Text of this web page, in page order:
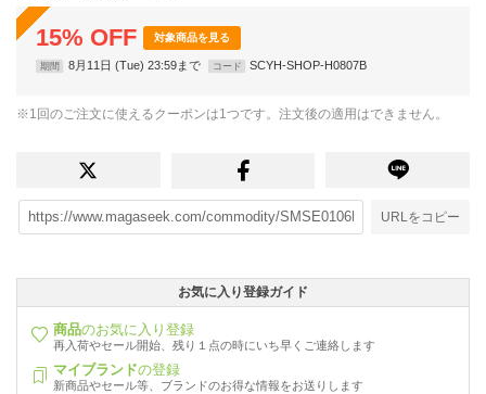
15% OFF 対象商品を見る
期間 8月11日 (Tue) 23:59まで コード SCYH-SHOP-H0807B
※1回のご注文に使えるクーポンは1つです。注文後の適用はできません。
URLをコピー
お気に入り登録ガイド
商品のお気に入り登録
再入荷やセール開始、残り１点の時にいち早くご連絡します
マイブランドの登録
新商品やセール等、ブランドのお得な情報をお送りします